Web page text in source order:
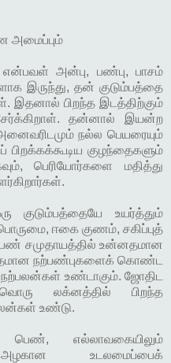
அமைப்பும்
அன்பு, பண்பு, பாசம்
இருந்து, தன் குடும்பத்தை
இதனால் பிறந்த இடத்திற்கும்
சேர்க்கிறாள். தன்னால் இயன்ற
நல்ல பெயரையும்
குழந்தைகளும்
பெரியோர்களை மதித்து
உயர்த்தும்
ஈகை குணம், சகிப்புத்
சமுதாயத்தில் உன்னதமான
நற்பண்புகளைக் கொண்ட
நற்பலன்கள் உண்டாகும். ஜோதிட
லக்னத்தில் பிறந்த
உண்டு.
எல்லாவகையிலும்
அழகான உடலமைப்பைக்